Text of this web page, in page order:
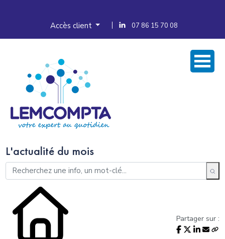
Accès client 07 86 15 70 08
L'actualité du mois
Partager sur :